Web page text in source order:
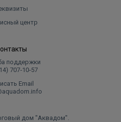
центр
поддержки
707‑10‑57
Email
дом "Аквадом".